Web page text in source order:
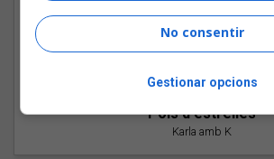
"Pols d'estrelles"
Karla amb K
No consentir
Gestionar opcions